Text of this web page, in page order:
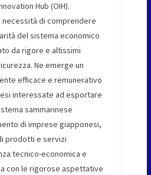
Hub (OIH).
necessità di comprendere
del sistema economico
da rigore e altissimi
Ne emerge un
efficace e remunerativo
interessate ad esportare
sammarinese
di imprese giapponesi,
prodotti e servizi
tecnico-economica e
con le rigorose aspettative